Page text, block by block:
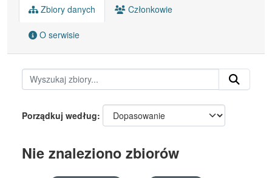
Zbiory danych Członkowie
O serwisie
Porządkuj według
Nie znaleziono zbiorów